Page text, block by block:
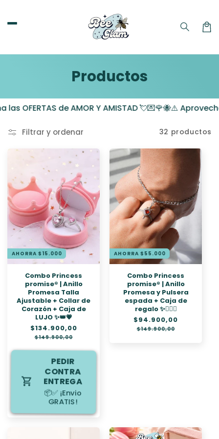
contenido
C
o
l
e
c
c
i
ó
n
:
Productos
de AMOR Y AMISTAD 💘💌🌹🐝⚠️ Aprovecha las
Filtrar y ordenar 32 productos
AHORRA $15.000
Combo Princess
promise® | Anillo
Promesa Talla
Ajustable + Collar de
Corazón + Caja de
LUJO ✨👑💗
Precio
habitual
$134.900,00
$149.900,00
PEDIR
CONTRA
ENTREGA
📦✅ ¡Envio
GRATIS!
AHORRA $55.000
Combo Princess
promise® | Anillo
Promesa y Pulsera
espada + Caja de
regalo ✨❤️‍🔥👑
Precio
habitual
$94.900,00
$149.900,00